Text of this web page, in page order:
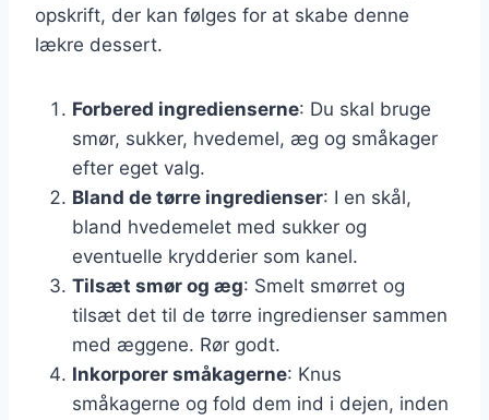
opskrift, der kan følges for at skabe denne
lækre dessert.
Forbered ingredienserne: Du skal bruge
smør, sukker, hvedemel, æg og småkager
efter eget valg.
Bland de tørre ingredienser: I en skål,
bland hvedemelet med sukker og
eventuelle krydderier som kanel.
Tilsæt smør og æg: Smelt smørret og
tilsæt det til de tørre ingredienser sammen
med æggene. Rør godt.
Inkorporer småkagerne: Knus
småkagerne og fold dem ind i dejen, inden